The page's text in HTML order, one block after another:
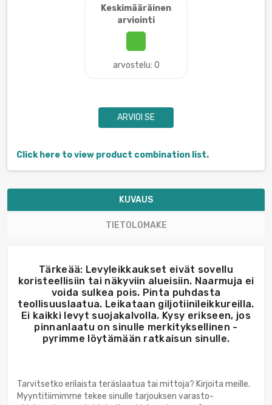
Keskimääräinen
arviointi
arvostelu: 0
ARVIOI SE
Click here to view product combination list.
KUVAUS
TIETOLOMAKE
Tärkeää: Levyleikkaukset eivät sovellu
koristeellisiin tai näkyviin alueisiin. Naarmuja ei
voida sulkea pois. Pinta puhdasta
teollisuuslaatua. Leikataan giljotiinileikkureilla.
Ei kaikki levyt suojakalvolla. Kysy erikseen, jos
pinnanlaatu on sinulle merkityksellinen -
pyrimme löytämään ratkaisun sinulle.
Tarvitsetko erilaista teräslaatua tai mittoja? Kirjoita meille.
Myyntitiimimme tekee sinulle tarjouksen varasto-